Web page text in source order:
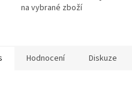
na vybrané zboží
Hodnocení Diskuze